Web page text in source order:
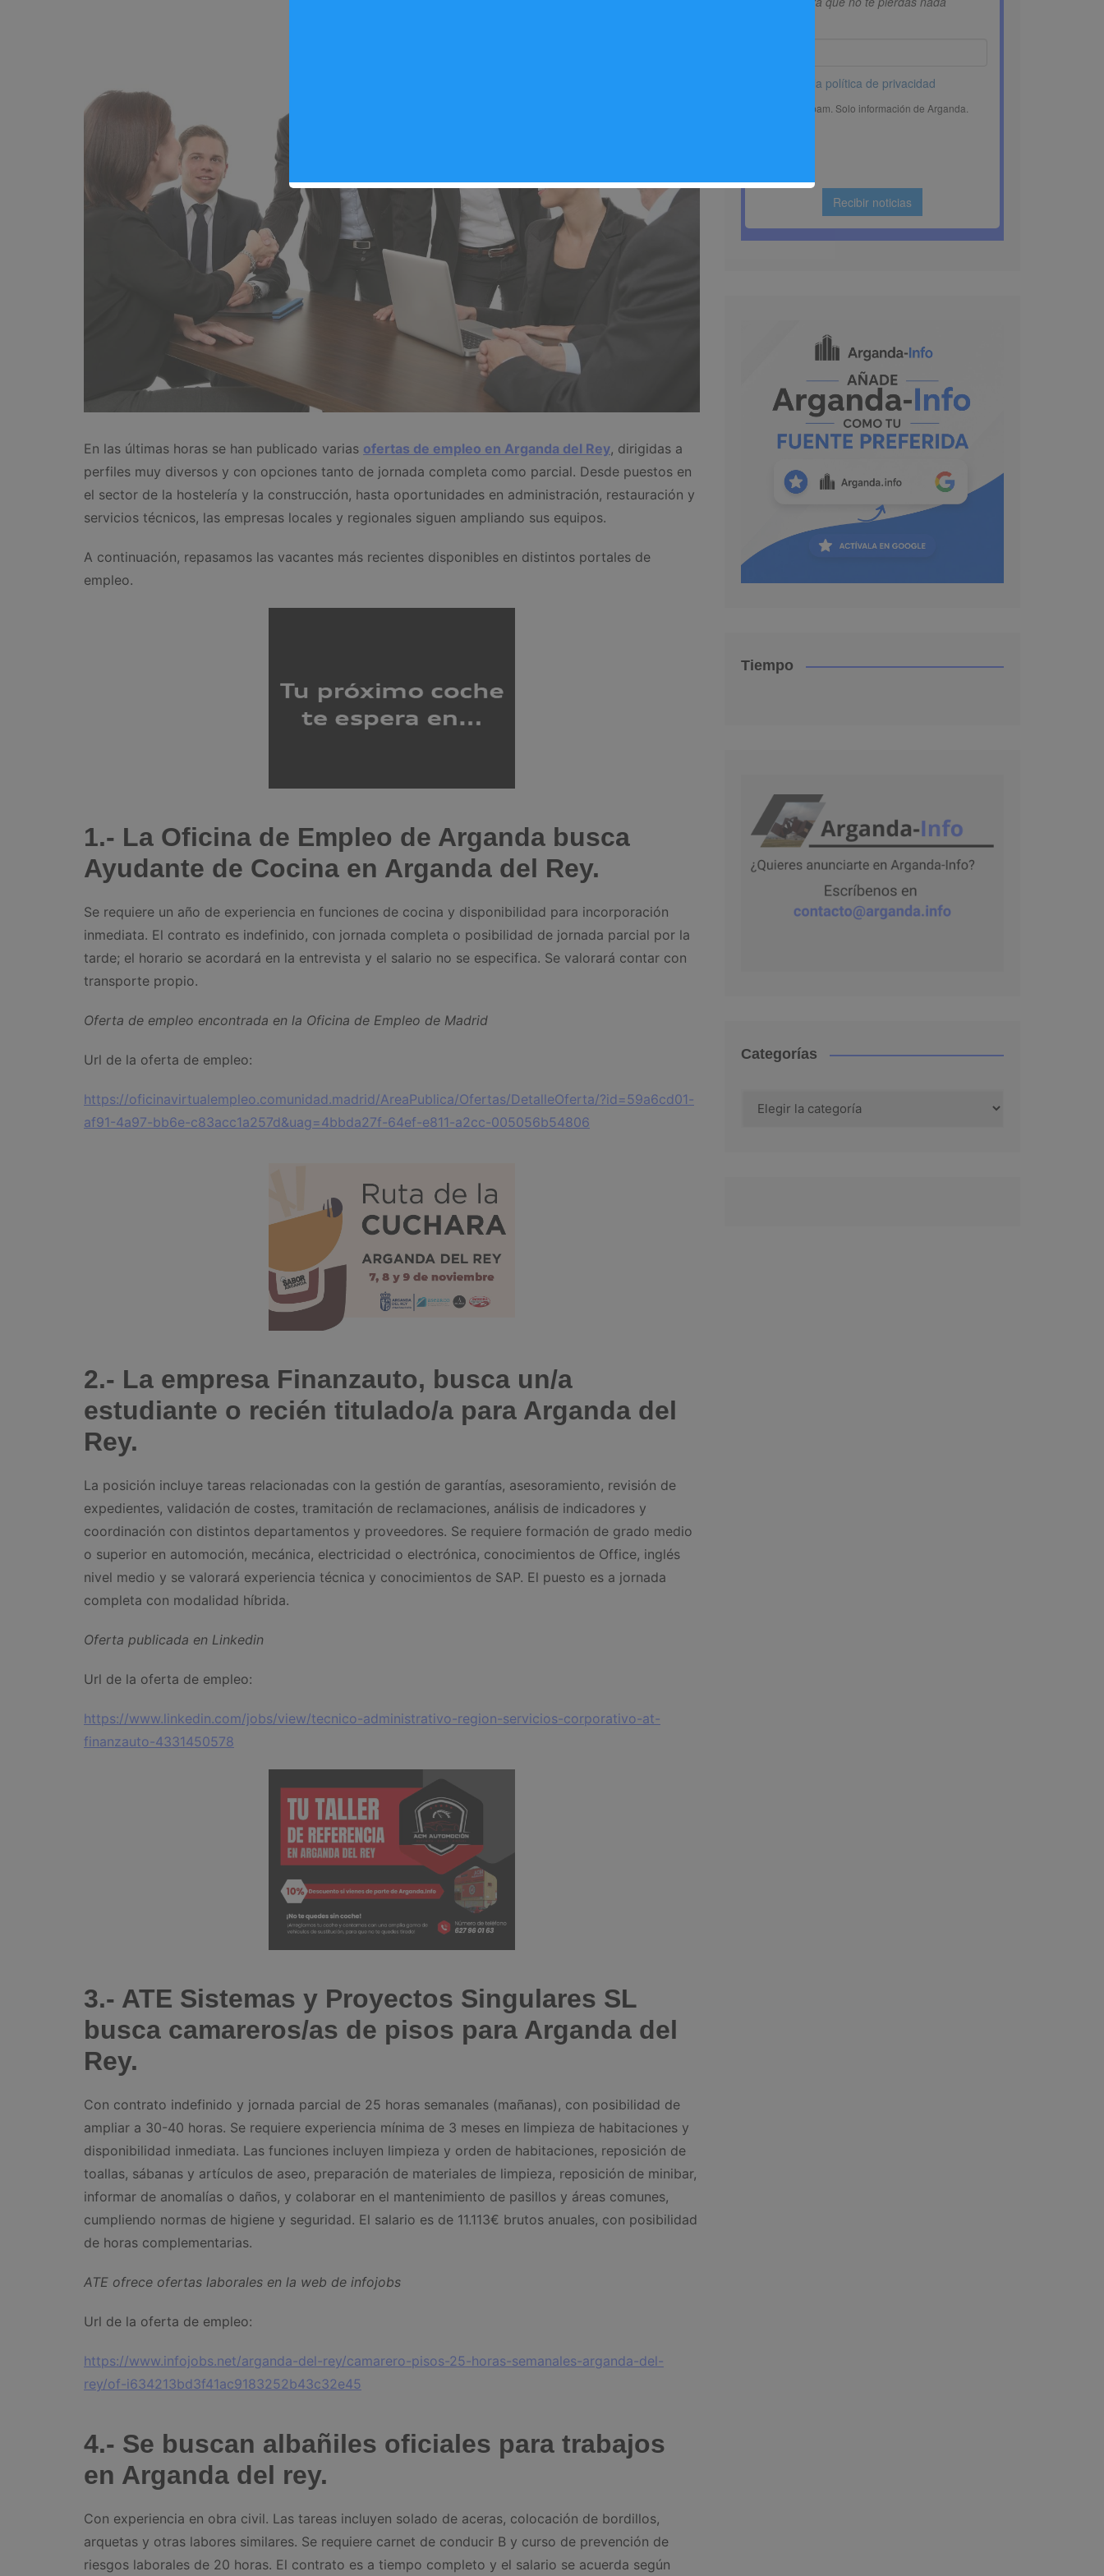
En las últimas horas se han publicado varias ofertas de empleo en Arganda del Rey, dirigidas a
perfiles muy diversos y con opciones tanto de jornada completa como parcial. Desde puestos en
el sector de la hostelería y la construcción, hasta oportunidades en administración, restauración y
servicios técnicos, las empresas locales y regionales siguen ampliando sus equipos.
A continuación, repasamos las vacantes más recientes disponibles en distintos portales de
empleo.
1.- La Oficina de Empleo de Arganda busca
Ayudante de Cocina en Arganda del Rey.
Se requiere un año de experiencia en funciones de cocina y disponibilidad para incorporación
inmediata. El contrato es indefinido, con jornada completa o posibilidad de jornada parcial por la
tarde; el horario se acordará en la entrevista y el salario no se especifica. Se valorará contar con
transporte propio.
Oferta de empleo encontrada en la Oficina de Empleo de Madrid
Url de la oferta de empleo:
https://oficinavirtualempleo.comunidad.madrid/AreaPublica/Ofertas/DetalleOferta/?id=59a6cd01-
af91-4a97-bb6e-c83acc1a257d&uag=4bbda27f-64ef-e811-a2cc-005056b54806
2.- La empresa Finanzauto, busca un/a
estudiante o recién titulado/a para Arganda del
Rey.
La posición incluye tareas relacionadas con la gestión de garantías, asesoramiento, revisión de
expedientes, validación de costes, tramitación de reclamaciones, análisis de indicadores y
coordinación con distintos departamentos y proveedores. Se requiere formación de grado medio
o superior en automoción, mecánica, electricidad o electrónica, conocimientos de Office, inglés
nivel medio y se valorará experiencia técnica y conocimientos de SAP. El puesto es a jornada
completa con modalidad híbrida.
Oferta publicada en Linkedin
Url de la oferta de empleo:
https://www.linkedin.com/jobs/view/tecnico-administrativo-region-servicios-corporativo-at-
finanzauto-4331450578
3.- ATE Sistemas y Proyectos Singulares SL
busca camareros/as de pisos para Arganda del
Rey.
Con contrato indefinido y jornada parcial de 25 horas semanales (mañanas), con posibilidad de
ampliar a 30-40 horas. Se requiere experiencia mínima de 3 meses en limpieza de habitaciones y
disponibilidad inmediata. Las funciones incluyen limpieza y orden de habitaciones, reposición de
toallas, sábanas y artículos de aseo, preparación de materiales de limpieza, reposición de minibar,
informar de anomalías o daños, y colaborar en el mantenimiento de pasillos y áreas comunes,
cumpliendo normas de higiene y seguridad. El salario es de 11.113€ brutos anuales, con posibilidad
de horas complementarias.
ATE ofrece ofertas laborales en la web de infojobs
Url de la oferta de empleo:
https://www.infojobs.net/arganda-del-rey/camarero-pisos-25-horas-semanales-arganda-del-
rey/of-i634213bd3f41ac9183252b43c32e45
4.- Se buscan albañiles oficiales para trabajos
en Arganda del rey.
Con experiencia en obra civil. Las tareas incluyen solado de aceras, colocación de bordillos,
arquetas y otras labores similares. Se requiere carnet de conducir B y curso de prevención de
riesgos laborales de 20 horas. El contrato es a tiempo completo y el salario se acuerda según
Tiempo
Categorías